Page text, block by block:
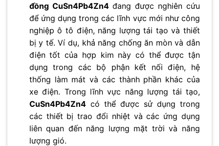
đồng CuSn4Pb4Zn4đang được nghiên cứu
để ứng dụng trong các lĩnh vực mới như công
nghiệp ô tô điện, năng lượng tái tạo và thiết
bị y tế. Ví dụ, khả năng chống ăn mòn và dẫn
điện tốt của hợp kim này có thể được tận
dụng trong các bộ phận kết nối điện, hệ
thống làm mát và các thành phần khác của
xe điện. Trong lĩnh vực năng lượng tái tạo,
CuSn4Pb4Zn4có thể được sử dụng trong
các thiết bị trao đổi nhiệt và các ứng dụng
liên quan đến năng lượng mặt trời và năng
lượng gió.